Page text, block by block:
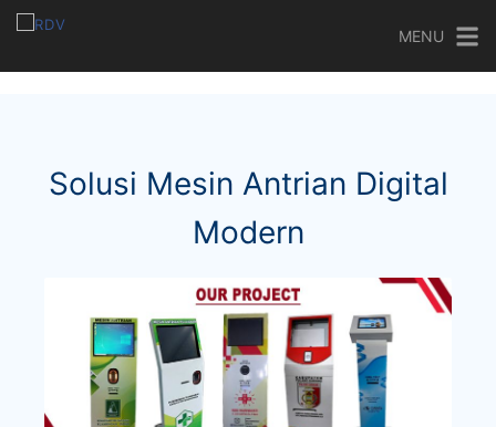
MENU
Solusi Mesin Antrian Digital
Modern